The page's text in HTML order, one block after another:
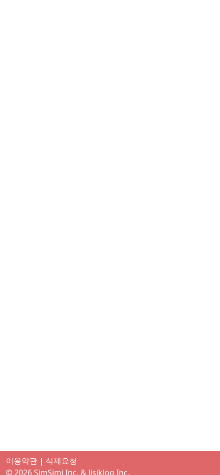
이용약관 | 삭제요청
© 2026 SimSimi Inc. & Jisiklog Inc.